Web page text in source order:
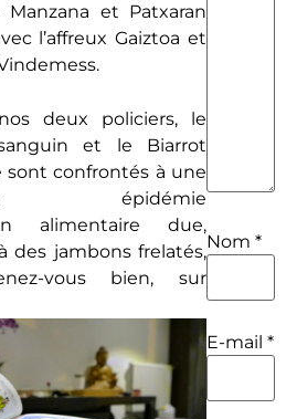
et Patxaran
l’affreux Gaiztoa et
deux policiers, le
et le Biarrot
confrontés à une
épidémie
alimentaire due,
des jambons frelatés,
vous bien, sur
Nom *
E-mail *